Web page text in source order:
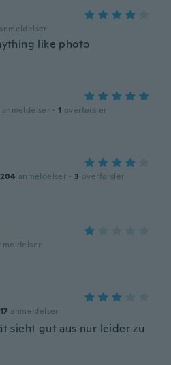
anmeldelser
like photo
anmeldelser · 1 overførsler
204 anmeldelser · 3 overførsler
17 anmeldelser
sieht gut aus nur leider zu